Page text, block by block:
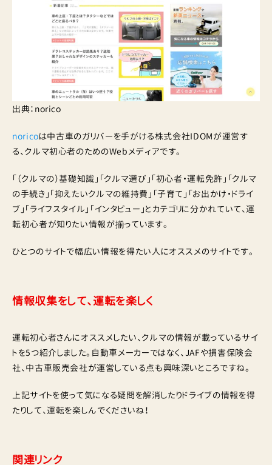
出典：norico
noricoは中古車のガリバーを手がける株式会社IDOMが運営す
る、クルマ初心者のためのWebメディアです。
「（クルマの）基礎知識」「クルマ選び」「初心者・運転免許」「クルマ
の手続き」「抑えたいクルマの維持費」「子育て」「お出かけ・ドライ
ブ」「ライフスタイル」「インタビュー」とカテゴリに分かれていて、運
転初心者が知りたい情報が揃っています。
ひとつのサイトで幅広い情報を得たい人にオススメのサイトです。
情報収集をして、運転を楽しく
運転初心者さんにオススメしたい、クルマの情報が載っているサイ
トを5つ紹介しました。自動車メーカーではなく、JAFや損害保険会
社、中古車販売会社が運営している点も興味深いところですね。
上記サイトを使って気になる疑問を解消したりドライブの情報を得
たりして、運転を楽しんでくださいね！
関連リンク